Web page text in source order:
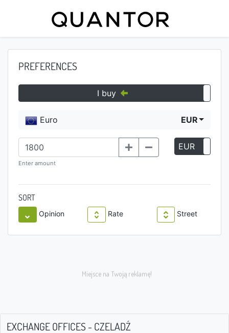
PREFERENCES
I buy
Euro EUR
Enter amount
EUR
SORT
Opinion Rate Street
EXCHANGE OFFICES - CZELADŹ